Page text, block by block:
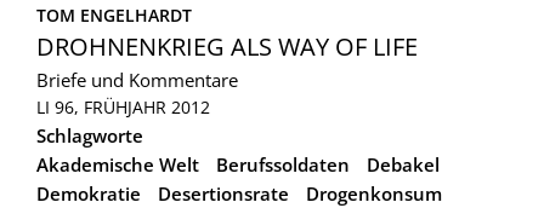
TOM ENGELHARDT
DROHNENKRIEG ALS WAY OF LIFE
Briefe und Kommentare
LI 96, FRÜHJAHR 2012
Schlagworte
Akademische Welt
Berufssoldaten
Debakel
Demokratie
Desertionsrate
Drogenkonsum